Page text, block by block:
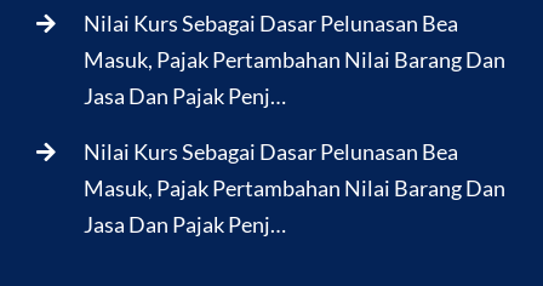
Nilai Kurs Sebagai Dasar Pelunasan Bea
Masuk, Pajak Pertambahan Nilai Barang Dan
Jasa Dan Pajak Penj…
Nilai Kurs Sebagai Dasar Pelunasan Bea
Masuk, Pajak Pertambahan Nilai Barang Dan
Jasa Dan Pajak Penj…